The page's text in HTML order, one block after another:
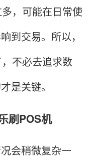
，可能在日常使
到交易。所以，
不必去追求数
是关键。
刷POS机
会稍微复杂一